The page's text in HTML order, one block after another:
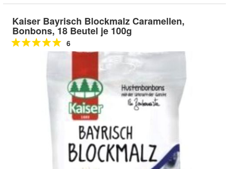
Kaiser Bayrisch Blockmalz Caramellen,
Bonbons, 18 Beutel je 100g
6